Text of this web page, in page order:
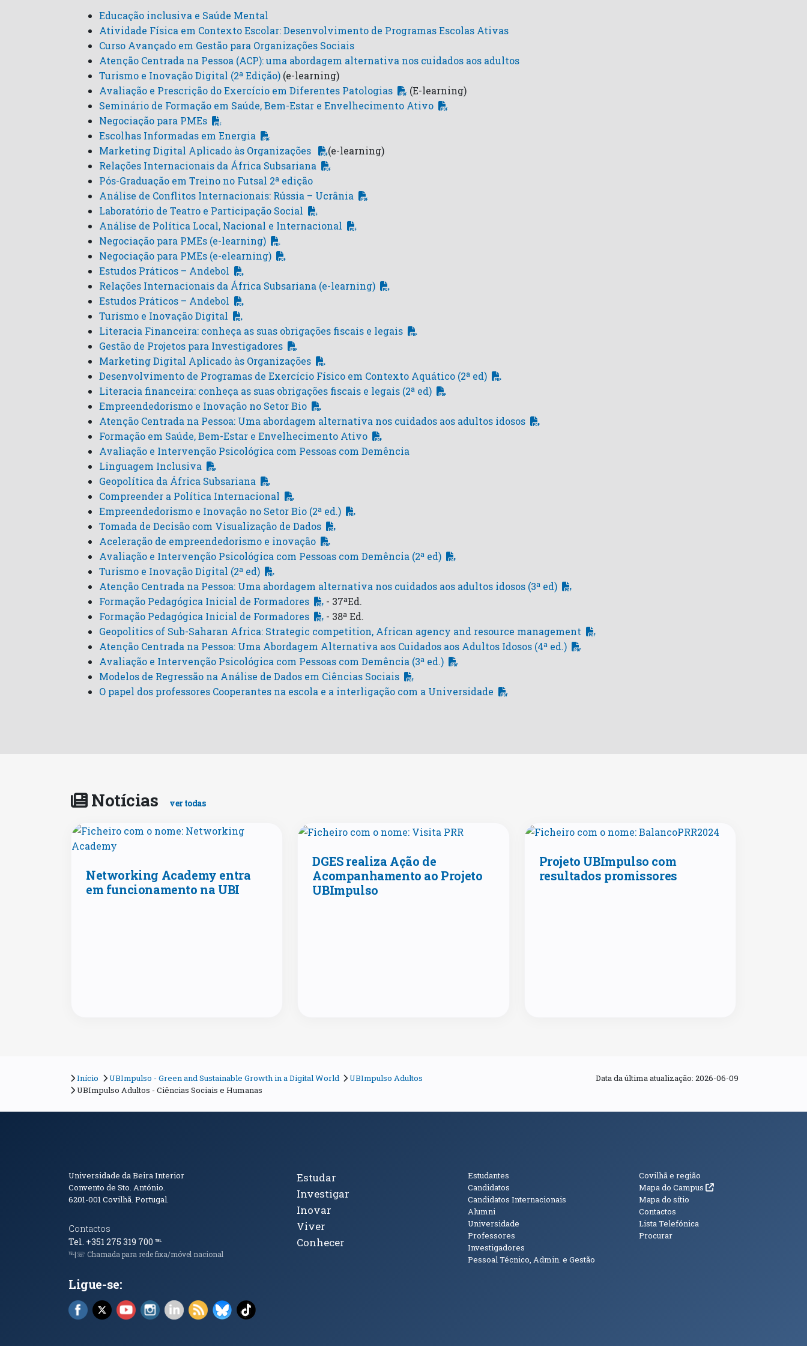
Educação inclusiva e Saúde Mental
Atividade Física em Contexto Escolar: Desenvolvimento de Programas Escolas Ativas
Curso Avançado em Gestão para Organizações Sociais
Atenção Centrada na Pessoa (ACP): uma abordagem alternativa nos cuidados aos adultos
Turismo e Inovação Digital (2ª Edição) (e-learning)
Avaliação e Prescrição do Exercício em Diferentes Patologias
(E-learning)
Seminário de Formação em Saúde, Bem-Estar e Envelhecimento Ativo
Negociação para PMEs
Escolhas Informadas em Energia
Marketing Digital Aplicado às Organizações
(e-learning)
Relações Internacionais da África Subsariana
Pós-Graduação em Treino no Futsal 2ª edição
Análise de Conflitos Internacionais: Rússia – Ucrânia
Laboratório de Teatro e Participação Social
Análise de Política Local, Nacional e Internacional
Negociação para PMEs (e-learning)
Negociação para PMEs (e-elearning)
Estudos Práticos – Andebol
Relações Internacionais da África Subsariana (e-learning)
Estudos Práticos – Andebol
Turismo e Inovação Digital
Literacia Financeira: conheça as suas obrigações fiscais e legais
Gestão de Projetos para Investigadores
Marketing Digital Aplicado às Organizações
Desenvolvimento de Programas de Exercício Físico em Contexto Aquático (2ª ed)
Literacia financeira: conheça as suas obrigações fiscais e legais (2ª ed)
Empreendedorismo e Inovação no Setor Bio
Atenção Centrada na Pessoa: Uma abordagem alternativa nos cuidados aos adultos idosos
Formação em Saúde, Bem-Estar e Envelhecimento Ativo
Avaliação e Intervenção Psicológica com Pessoas com Demência
Linguagem Inclusiva
Geopolítica da África Subsariana
Compreender a Política Internacional
Empreendedorismo e Inovação no Setor Bio (2ª ed.)
Tomada de Decisão com Visualização de Dados
Aceleração de empreendedorismo e inovação
Avaliação e Intervenção Psicológica com Pessoas com Demência (2ª ed)
Turismo e Inovação Digital (2ª ed)
Atenção Centrada na Pessoa: Uma abordagem alternativa nos cuidados aos adultos idosos (3ª ed)
Formação Pedagógica Inicial de Formadores
- 37ªEd.
Formação Pedagógica Inicial de Formadores
- 38ª Ed.
Geopolitics of Sub-Saharan Africa: Strategic competition, African agency and resource management
Atenção Centrada na Pessoa: Uma Abordagem Alternativa aos Cuidados aos Adultos Idosos (4ª ed.)
Avaliação e Intervenção Psicológica com Pessoas com Demência (3ª ed.)
Modelos de Regressão na Análise de Dados em Ciências Sociais
O papel dos professores Cooperantes na escola e a interligação com a Universidade
Notícias ver todas
Networking Academy entra
em funcionamento na UBI
DGES realiza Ação de
Acompanhamento ao Projeto
UBImpulso
Projeto UBImpulso com
resultados promissores
Início UBImpulso - Green and Sustainable Growth in a Digital World
UBImpulso Adultos
UBImpulso Adultos - Ciências Sociais e Humanas
Data da última atualização: 2026-06-09
Informações de Contacto
Universidade da Beira Interior
Convento de Sto. António.
6201-001Covilhã. Portugal.
Contactos
Tel. +351 275 319 700 ℡
℡|☏ Chamada para rede fixa/móvel nacional
Ligue-se:
Facebook (abre em nova janela)
X (abre em nova janela)
YouTube (abre em nova janela)
Instagram (abre em nova janela)
LinkedIn (abre em nova janela)
RSS (abre em nova janela)
Bluesky (abre em nova janela)
TikTok (abre em nova janela)
Tópicos Principais
Estudar
Investigar
Inovar
Viver
Conhecer
Públicos
Estudantes
Candidatos
Candidatos Internacionais
Alumni
Universidade
Professores
Investigadores
Pessoal Técnico, Admin. e Gestão
Informações
Covilhã e região
Mapa do Campus (abre em nova janela)
Mapa do sítio
Contactos
Lista Telefónica
Procurar